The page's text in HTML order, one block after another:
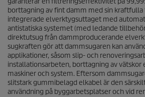
borttagning av fint damm med sin kraftfulla
integrerade elverktygsuttaget med
antistatiska systemet (med ledande
direktutsug från dammproducerande
sugkraften gör att dammsugaren kan
applikationer, såsom slip- och
installationsarbeten, borttagning av vätskor
maskiner och system. Eftersom
slitstark gummibelagd elkabel är den
användning på byggarbetsplatser och vid